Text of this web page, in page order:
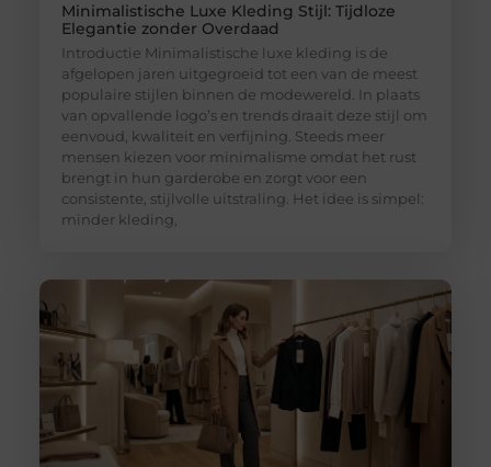
Minimalistische Luxe Kleding Stijl: Tijdloze
Elegantie zonder Overdaad
Introductie Minimalistische luxe kleding is de
afgelopen jaren uitgegroeid tot een van de meest
populaire stijlen binnen de modewereld. In plaats
van opvallende logo’s en trends draait deze stijl om
eenvoud, kwaliteit en verfijning. Steeds meer
mensen kiezen voor minimalisme omdat het rust
brengt in hun garderobe en zorgt voor een
consistente, stijlvolle uitstraling. Het idee is simpel:
minder kleding,